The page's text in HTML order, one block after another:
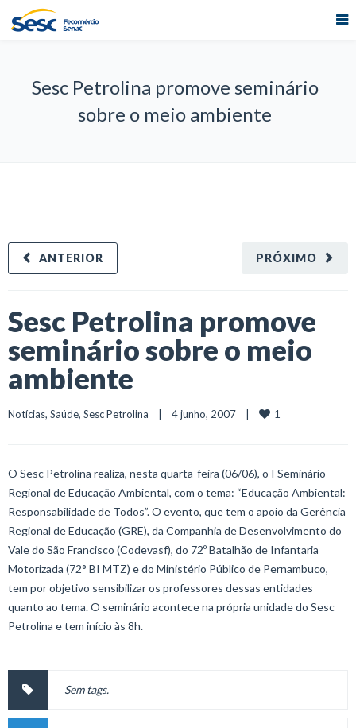
Sesc Petrolina promove seminário
sobre o meio ambiente
PRÓXIMO
ANTERIOR
Sesc Petrolina promove
seminário sobre o meio
ambiente
Notícias, Saúde, Sesc Petrolina
    |    4 junho, 2007    |
1
O Sesc Petrolina realiza, nesta quarta-feira (06/06), o I Seminário
Regional de Educação Ambiental, com o tema: “Educação Ambiental:
Responsabilidade de Todos”. O evento, que tem o apoio da Gerência
Regional de Educação (GRE), da Companhia de Desenvolvimento do
Vale do São Francisco (Codevasf), do 72º Batalhão de Infantaria
Motorizada (72° BI MTZ) e do Ministério Público de Pernambuco,
tem por objetivo sensibilizar os professores dessas entidades
quanto ao tema. O seminário acontece na própria unidade do Sesc
Petrolina e tem início às 8h.
Sem tags.